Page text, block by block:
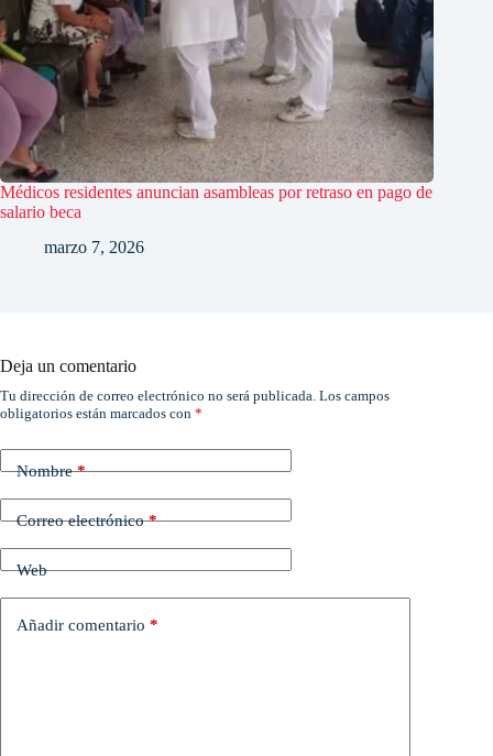
Médicos residentes anuncian asambleas por retraso en pago de
salario beca
marzo 7, 2026
Deja un comentario
Tu dirección de correo electrónico no será publicada. Los campos
obligatorios están marcados con *
Nombre*
Correo electrónico*
Web
Añadir comentario *